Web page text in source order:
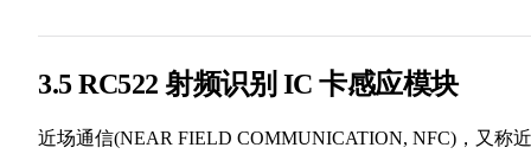
3.5RC522 射频识别 IC 卡感应模块
近场通信(NEAR FIELD COMMUNICATION, NFC)，又称近